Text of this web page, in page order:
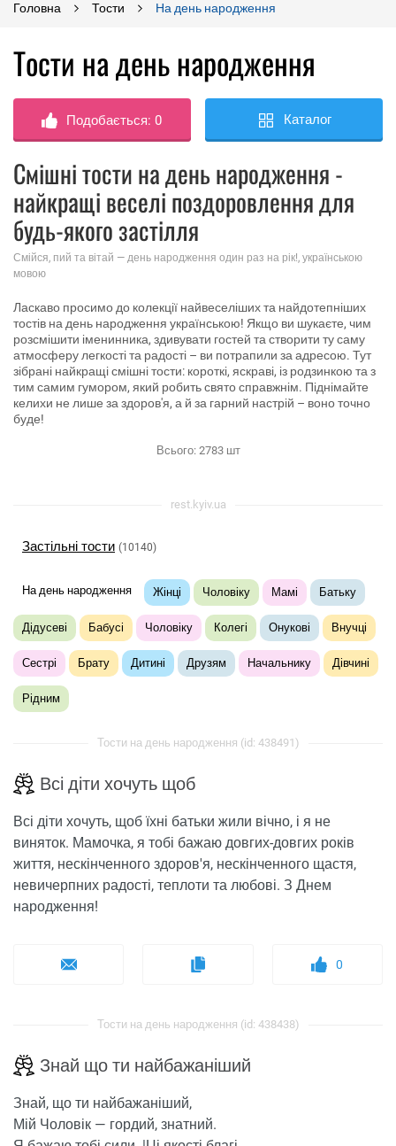
Головна Тости На день народження
Тости на день народження
Подобається:0 Каталог
Смішні тости на день народження -
найкращі веселі поздоровлення для
будь-якого застілля
Смійся, пий та вітай — день народження один раз на рік!, українською
мовою
Ласкаво просимо до колекції найвеселіших та найдотепніших
тостів на день народження українською! Якщо ви шукаєте, чим
розсмішити іменинника, здивувати гостей та створити ту саму
атмосферу легкості та радості – ви потрапили за адресою. Тут
зібрані найкращі смішні тости: короткі, яскраві, із родзинкою та з
тим самим гумором, який робить свято справжнім. Піднімайте
келихи не лише за здоров'я, а й за гарний настрій – воно точно
буде!
Всього: 2783шт
rest.kyiv.ua
Застільні тости (10140)
На день народження Жінці Чоловіку Мамі Батьку
Дідусеві Бабусі Чоловіку Колегі Онукові Внучці
Сестрі Брату Дитині Друзям Начальнику Дівчині
Рідним
Тости на день народження (id: 438491)
Всі діти хочуть щоб
Всі діти хочуть, щоб їхні батьки жили вічно, і я не
виняток. Мамочка, я тобі бажаю довгих-довгих років
життя, нескінченного здоров'я, нескінченного щастя,
невичерпних радості, теплоти та любові. З Днем
народження!
0
Тости на день народження (id: 438438)
Знай що ти найбажаніший
Знай, що ти найбажаніший,
Мій Чоловік — гордий, знатний.